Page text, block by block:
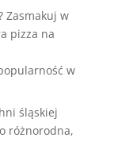
Zasmakuj w
pizza na
w
śląskiej
różnorodna,